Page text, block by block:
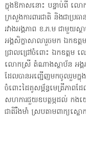
ក្នុងឱកាសនោះ បន្ទាប់ពី លោ
ក្រសួងការពារជាតិ និងជាប្រធ
រវាងអង្គភាព ខ.ភ.ម ជាមួយ
អង្គសិក្ខាសាលារួចមក ឯក
ជ្រាលជ្រៅចំពោះ ឯកឧត្ត
លោកស្រី តំណាងស្ថាប័ន អង្គ
ដែលបានអញ្ជើញមកចូលរួមក្នុ
ចំពោះដៃគូសម្ព័ន្ធមេត្រីភាពដ
សហការជួយឧបត្ថម្ភដល់ កងយ
ជាតិរឹងមាំ ស្របតាមពាក្យស្លោ